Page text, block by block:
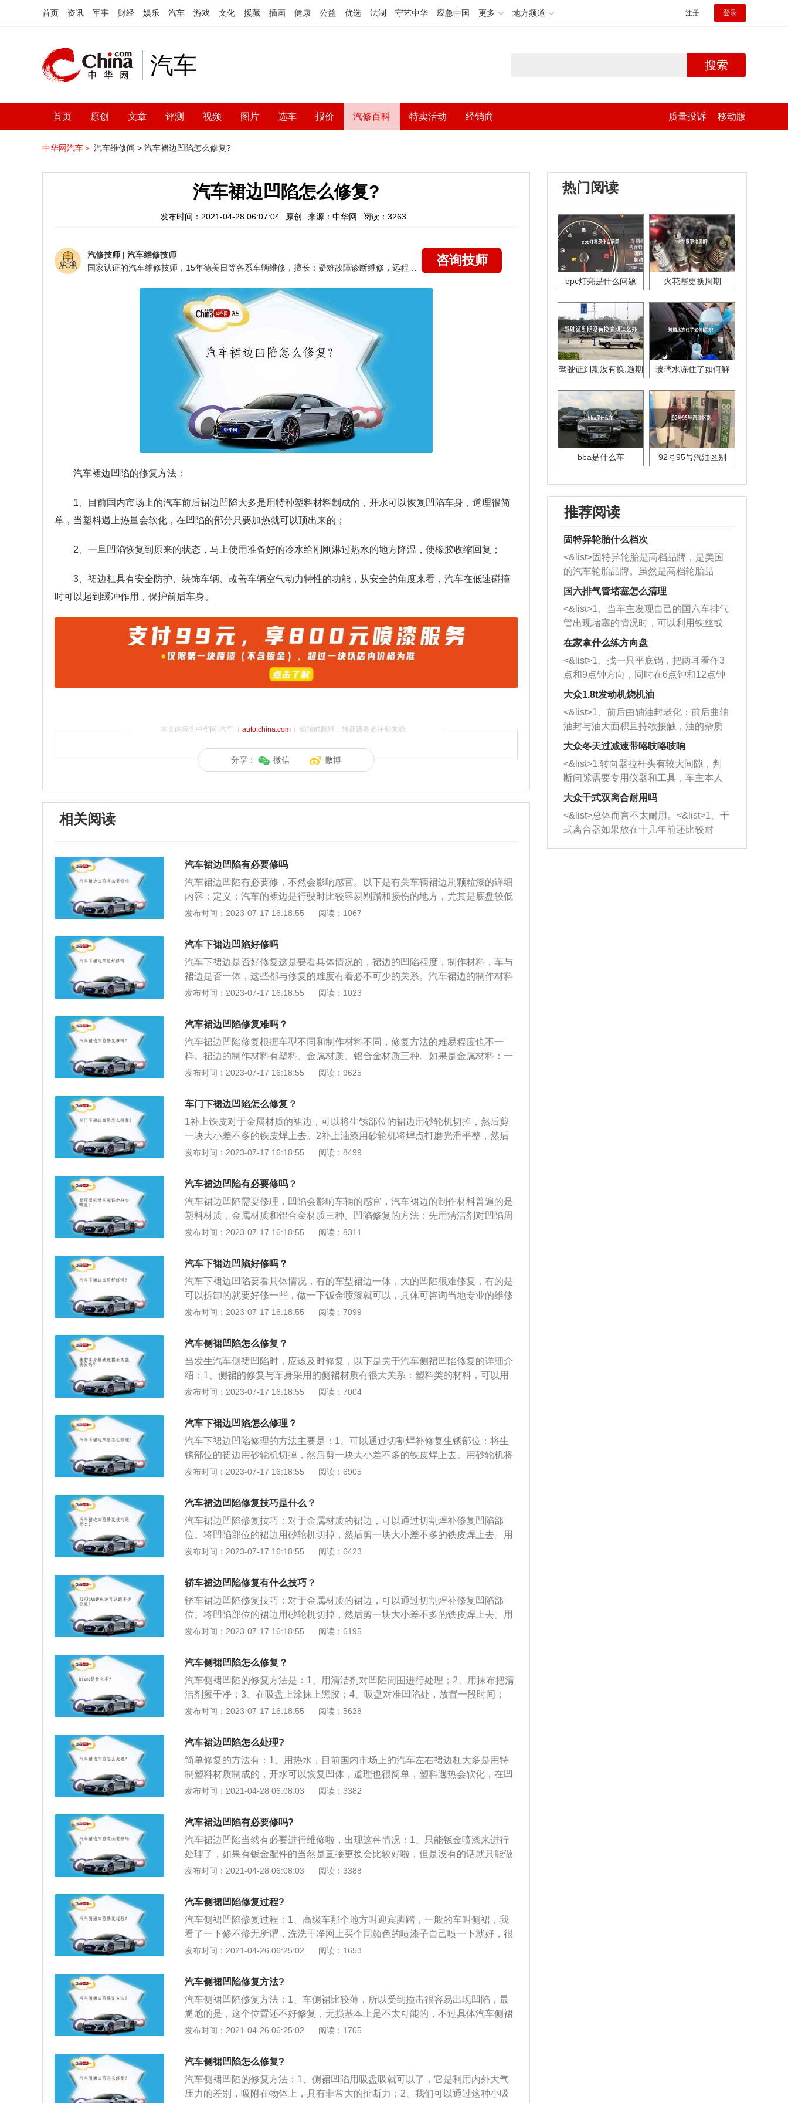
首页 资讯 军事 财经 娱乐 汽车 游戏 文化 援藏 插画 健康 公益 优选 法制 守艺中华 应急中国 更多 地方频道 注册 登录
汽车 搜索
首页 原创 文章 评测 视频 图片 选车 报价 汽修百科 特卖活动 经销商 质量投诉 移动版
中华网汽车＞ 汽车维修间 > 汽车裙边凹陷怎么修复?
汽车裙边凹陷怎么修复?
发布时间：2021-04-28 06:07:04 原创 来源：中华网 阅读：3263
汽修技师 | 汽车维修技师
咨询技师
汽车裙边凹陷的修复方法：
1、目前国内市场上的汽车前后裙边凹陷大多是用特种塑料材料制成的，开水可以恢复凹陷车身，道理很简
单，当塑料遇上热量会软化，在凹陷的部分只要加热就可以顶出来的；
2、一旦凹陷恢复到原来的状态，马上使用准备好的冷水给刚刚淋过热水的地方降温，使橡胶收缩回复；
3、裙边杠具有安全防护、装饰车辆、改善车辆空气动力特性的功能，从安全的角度来看，汽车在低速碰撞
时可以起到缓冲作用，保护前后车身。
本文内容为中华网·汽车（ auto.china.com）编辑或翻译，转载请务必注明来源。
分享： 微信 微博
相关阅读
汽车裙边凹陷有必要修吗
汽车裙边凹陷有必要修，不然会影响感官。以下是有关车辆裙边刷颗粒漆的详细
内容：定义：汽车的裙边是行驶时比较容易剐蹭和损伤的地方，尤其是底盘较低
的车型。汽车裙边普遍使用的是铝板或者塑料材质，修复起来比较方便，只要情
漆来进行处理了，如果有钣金配件的当然是直接更换会比较好啦，但是没有的话
就只能做个包铁了；2、这种维修后是看不出来之前凹陷过的，而且裙边凹陷也
是属于正常的现象，是无法避免的；3、裙边凹陷要不要维修这个需要看具体情
况的，有些车型的裙边是一体的，大的凹陷很难修复，有些是可以拆卸的，就会
好修复一些。注意事项：汽车裙边挡板应保持干净整洁，避免阳光之家照射、雨
发布时间：2023-07-17 16:18:55 阅读：1067
汽车下裙边凹陷好修吗
汽车下裙边是否好修复这是要看具体情况的，裙边的凹陷程度，制作材料，车与
裙边是否一体，这些都与修复的难度有着必不可少的关系。汽车裙边的制作材料
普遍是塑料材质，金属材质，铝合金材质三种，对于塑料材质来说还是比较好修
不行，也可以用一些专业的吸附工具把它拉出来。金属材质和铝合金材质的下裙
边凹陷修复起来相对于塑料材质要复杂一点，因为金属材质外壳一般会涂上一层
颗粒物，轻微凹陷的可以通过拉介子拉出来，如果拉不动就需要到4S店进行切
割，焊接上新的角料，进行专业的修复。另外，汽车和裙边是否一体对修复的难
度也是有关联的，有的车型与裙边是一体的，大面积凹陷修复难度会比较大，倘
凹陷、掉漆一般都是可以在原件上进行修复而不需要更换的。
发布时间：2023-07-17 16:18:55 阅读：1023
汽车裙边凹陷修复难吗？
汽车裙边凹陷修复根据车型不同和制作材料不同，修复方法的难易程度也不一
样。裙边的制作材料有塑料、金属材质、铝合金材质三种。如果是金属材料：一
般在金属外壳会涂一层颗粒物，需要到4s店进行专业修复。如果是塑料件：修复
材质：修复就比较麻烦。凹陷大的建议直接更换新的裙边。如果汽车裙边的凹陷
不是非常严重，可以使用专门的吸附工具进行吸附修复。
发布时间：2023-07-17 16:18:55 阅读：9625
车门下裙边凹陷怎么修复？
1补上铁皮对于金属材质的裙边，可以将生锈部位的裙边用砂轮机切掉，然后剪
一块大小差不多的铁皮焊上去。2补上油漆用砂轮机将焊点打磨光滑平整，然后
再补上油漆即可。
发布时间：2023-07-17 16:18:55 阅读：8499
汽车裙边凹陷有必要修吗？
汽车裙边凹陷需要修理，凹陷会影响车辆的感官，汽车裙边的制作材料普遍的是
塑料材质，金属材质和铝合金材质三种。凹陷修复的方法：先用清洁剂对凹陷周
围处理。使车漆保持干净。之后用抹布把清洁剂擦干净，需要反复擦拭。在吸盘
盘牢固后，使用启子抓住吸盘，向上提拉，利用提拉的力量修复凹陷。之后清理
掉凹陷处的黑胶，成功修复凹陷。用橡胶笔结合橡胶锤进行回敲，利用杠杆工具
定出来的凹陷，表面可能会有个别点轻微凸起，利用橡胶锤对橡胶笔的二次作用
力，恢复车漆表面凸起的位置，这样可以防止橡胶锤对车漆产生的直接伤害。汽
车修理凹陷的注意事项：开始修复之前，需要利用整平灯判断汽车凹陷修复情
使用拉拔工具修复。在拆卸掉轮毂里面的挡泥板之后，利用杠杆工具从车身内部
修复，将凹陷一步步细化，在修复过程中一定要注意杠杆顶点的位置和修复力
度。
发布时间：2023-07-17 16:18:55 阅读：8311
汽车下裙边凹陷好修吗？
汽车下裙边凹陷要看具体情况，有的车型裙边一体，大的凹陷很难修复，有的是
可以拆卸的就要好修一些，做一下钣金喷漆就可以，具体可咨询当地专业的维修
厂或者4S店。更多相关资料如下：￼钣金喷漆：钣金喷漆是一种汽车修复技术，
过钣金使之恢复原样，然后再通过喷涂专用油漆，使变形的汽车金属表面恢复到
与其他完好的地方一样，光亮如初。
发布时间：2023-07-17 16:18:55 阅读：7099
汽车侧裙凹陷怎么修复？
当发生汽车侧裙凹陷时，应该及时修复，以下是关于汽车侧裙凹陷修复的详细介
绍：1、侧裙的修复与车身采用的侧裙材质有很大关系：塑料类的材料，可以用
小锤子包毛巾小心点敲，让其恢复；铁金属的材料，只能开去修理厂做钣金喷
盘吸附在凹陷部位，然后借助钩子伸进凹陷区域背后，然后慢慢顶出来，最后用
橡胶锤把突出来的部分进行处理。如果凹陷比较大，你也可以多准备几个吸盘，
均匀的吸附在凹陷部位中心。3、借助工具用力往外拔：借助工具用力往外拔，
需要用巧力进行修复。4、专门修复凹陷的桥式吸力杆：能够吸住我们贴上的溶
胶垫片，然后一直拧转螺帽直到拉拔到凹陷修平为止。
发布时间：2023-07-17 16:18:55 阅读：7004
汽车下裙边凹陷怎么修理？
汽车下裙边凹陷修理的方法主要是：1、可以通过切割焊补修复生锈部位：将生
锈部位的裙边用砂轮机切掉，然后剪一块大小差不多的铁皮焊上去。用砂轮机将
焊点打磨光滑平整，然后再补上油漆即可。2、可以用颗粒胶修补：用颗粒胶喷
的裙边是行驶时比较容易剐蹭和损伤到的地方，尤其是底盘较低的车型，泥沙雨
水无时无刻不在侵蚀着裙边。2、材料：汽车裙边普遍使用的是铝板或者塑料材
质。
发布时间：2023-07-17 16:18:55 阅读：6905
汽车裙边凹陷修复技巧是什么？
汽车裙边凹陷修复技巧：对于金属材质的裙边，可以通过切割焊补修复凹陷部
位。将凹陷部位的裙边用砂轮机切掉，然后剪一块大小差不多的铁皮焊上去。用
砂轮机将焊点打磨光滑平整，然后再补上油漆即可。以下为相关资料介绍：汽车
水无时无刻不在侵蚀着裙边。汽车裙边普遍使用的是铝板或者塑料材质，修复起
来也比较方便，只要不是烂的特别厉害比如凹陷、掉漆、划痕、生锈这类都能够
在原件上修复而不用更换。
发布时间：2023-07-17 16:18:55 阅读：6423
轿车裙边凹陷修复有什么技巧？
轿车裙边凹陷修复技巧：对于金属材质的裙边，可以通过切割焊补修复凹陷部
位。将凹陷部位的裙边用砂轮机切掉，然后剪一块大小差不多的铁皮焊上去。用
砂轮机将焊点打磨光滑平整，然后再补上油漆即可。以下为相关资料介绍：汽车
水无时无刻不在侵蚀着裙边。汽车裙边普遍使用的是铝板或者塑料材质，修复起
来也比较方便，只要不是烂的特别厉害比如凹陷、掉漆、划痕、生锈这类都能够
在原件上修复而不用更换。
发布时间：2023-07-17 16:18:55 阅读：6195
汽车侧裙凹陷怎么修复？
汽车侧裙凹陷的修复方法是：1、用清洁剂对凹陷周围进行处理；2、用抹布把清
洁剂擦干净；3、在吸盘上涂抹上黑胶；4、吸盘对准凹陷处，放置一段时间；
5、使用启子抓住吸盘，向上提拉，利用提拉的力量修复凹陷；6、清理掉凹陷处
时间运转发动机；2、不要用嘴吸油管；3、避免沾上化油器清洗剂；4、到正规
的加油站给汽车加油。
发布时间：2023-07-17 16:18:55 阅读：5628
汽车裙边凹陷怎么处理?
简单修复的方法有：1、用热水，目前国内市场上的汽车左右裙边杠大多是用特
制塑料材质制成的，开水可以恢复凹体，道理也很简单，塑料遇热会软化，在凹
部只要加热就可以顶出来；2、使用凹陷修复工具，虽然保险杠可塑性很强，但
维修工具刚好可以满足需要，在网上就有得卖；3、卸力后用手顶，其实汽车裙
边发生小的凹陷，车主也可以试着卸下一个汽车螺丝，把自己的手伸进车身的裙
边里面，在后面的用力顶一下，其实也是可以恢复。
发布时间：2021-04-28 06:08:03 阅读：3382
汽车裙边凹陷有必要修吗?
汽车裙边凹陷当然有必要进行维修啦，出现这种情况：1、只能钣金喷漆来进行
处理了，如果有钣金配件的当然是直接更换会比较好啦，但是没有的话就只能做
个包铁了；2、这种维修后是看不出来之前凹陷过的，而且裙边凹陷也是属于正
都能把底盘踩烂的，后来就更换了整个大底。
发布时间：2021-04-28 06:08:03 阅读：3388
汽车侧裙凹陷修复过程?
汽车侧裙凹陷修复过程：1、高级车那个地方叫迎宾脚踏，一般的车叫侧裙，我
看了一下修不修无所谓，洗洗干净网上买个同颜色的喷漆子自己喷一下就好，很
便宜的，几十块钱，去店里喷漆做钣金可就不止这个价了。当然，你如果是个完
从车门里面修复的话尽量从里面修复；3、车门边钣都比较薄，稍为碰撞都会凹
进去的，钣金修复也比较容易操作，加喷漆价钱不会太贵约几百元钱，当然喷漆
多是以车而定的，车型越好就越贵。
发布时间：2021-04-26 06:25:02 阅读：1653
汽车侧裙凹陷修复方法?
汽车侧裙凹陷修复方法：1、车侧裙比较薄，所以受到撞击很容易出现凹陷，最
尴尬的是，这个位置还不好修复，无损基本上是不太可能的，不过具体汽车侧裙
凹陷修复的方法还是要看材料，比如说是塑料、铁金属还是其他材料；2、如果
喷漆了，不过价格一般都不会很贵，在300-500元左右；3、如果是塑料类的材
料，而且不是很严重，可以用小锤子包毛巾来进行敲打，让其恢复形状就可以
了，塑料类的材料都是有一定收缩性能的。但如果损坏比较严重的，那就只能去
维修店进行修补，再进行喷漆才能恢复外观了；4、如果是铝合金类的材料，一
发布时间：2021-04-26 06:25:02 阅读：1705
汽车侧裙凹陷怎么修复?
汽车侧裙凹陷的修复方法：1、侧裙凹陷用吸盘吸就可以了，它是利用内外大气
压力的差别，吸附在物体上，具有非常大的扯断力；2、我们可以通过这种小吸
热门阅读
epc灯亮是什么问题 火花塞更换周期
驾驶证到期没有换,逾期
玻璃水冻住了如何解
bba是什么车 92号95号汽油区别
推荐阅读
固特异轮胎什么档次
<&list>固特异轮胎是高档品牌，是美国
的汽车轮胎品牌。虽然是高档轮胎品
牌，但是中高低端的轮胎都有生产，这
也是为了更好的开拓市场。
国六排气管堵塞怎么清理
<&list>1、当车主发现自己的国六车排气
管出现堵塞的情况时，可以利用铁丝或
者是细棍，直接将杂物给取出来，如果
堵塞情况比较严重，也可以采取应急措
施。 <&list>2、直接利用木棍将所有的
杂物推到排气管里面的位置处，然后将
三元催化器拆解开，就可以将堵塞的东
西取出来。但如果是因为积碳过多引起
的堵塞，就需要将三元催化器泡在草酸
洗剂对堵塞的情况得到解决，将清洗剂
放在燃油箱中，与燃油混合后，车辆启
动时，就可以和汽油一起进入到燃烧
室，最后形成废气排出，就可以让三元
催化器得到清洗，排气管堵塞的情况就
能够得到解决。
在家拿什么练方向盘
<&list>1、找一只平底锅，把两耳看作3
点和9点钟方向，同时在6点钟和12点钟
方向做一个标记。 <&list>2、双手握住
一圈半的练习，往右同样也要打相同的
圈数。 <&list>3、最后强调要反复练
习，这样就可以形成肌肉记忆，在真实
驾驶车辆时，不需要记忆也能打好方
向。
大众1.8t发动机烧机油
<&list>1、前后曲轴油封老化：前后曲轴
油封与油大面积且持续接触，油的杂质
和发动机内持续温度变化使其密封效果
逐渐减弱，导致渗油或漏油。<&list>2、
活塞间隙过大：积碳会使活塞环与缸体
的间隙扩大，导致机油流入燃烧室中，
造成烧机油。<&list>3、机油粘度。使用
机油粘度过小的话，同样会有烧机油现
象，机油粘度过小具有很好的流动性，
大众冬天过减速带咯吱咯吱响
<&list>1.转向器拉杆头有较大间隙，判
断间隙需要专用仪器和工具，车主本人
无法制作，需要将车辆送到修理厂或4s
店；<&list>2.车辆半轴套管防尘罩破
裂，破裂后会出现漏油现象，使半轴磨
损严重，磨损的半轴容易损坏，产生异
响；<&list>3.稳定器的转向胶套和球头
大众干式双离合耐用吗
<&list>总体而言不太耐用。<&list>1、干
式离合器如果放在十几年前还比较耐